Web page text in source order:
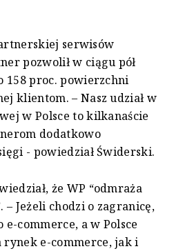
serwisów
pozwolił w ciągu pół
158 proc. powierzchni
klientom. – Nasz udział w
w Polsce to kilkanaście
dodatkowo
- powiedział Świderski.
że WP “odmraża
Jeżeli chodzi o zagranicę,
commerce, a w Polsce
e-commerce, jak i